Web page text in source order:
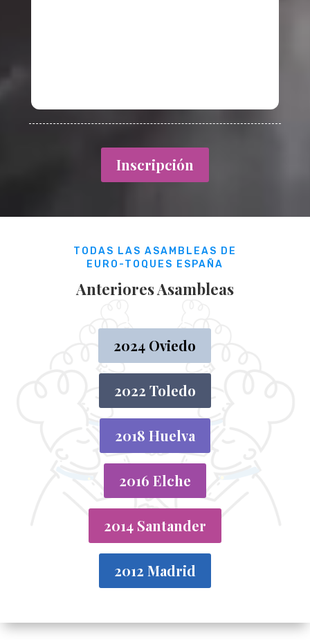
Inscripción
TODAS LAS ASAMBLEAS DE
EURO-TOQUES ESPAÑA
Anteriores Asambleas
2024 Oviedo
2022 Toledo
2018 Huelva
2016 Elche
2014 Santander
2012 Madrid